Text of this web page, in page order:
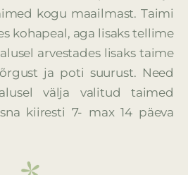
kogu maailmast. Taimi
kohapeal, aga lisaks tellime
arvestades lisaks taime
ja poti suurust. Need
välja valitud taimed
kiiresti 7- max 14 päeva